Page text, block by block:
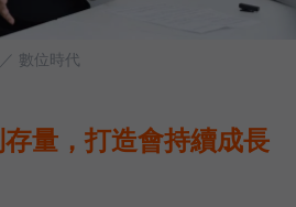
數位時代
量，打造會持續成長